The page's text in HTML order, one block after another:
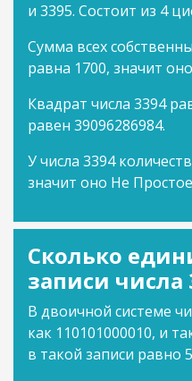
и 3395. Состоит из 4
Сумма всех
равна 1700, значит
Квадрат числа 3394
равен 39096286984.
У числа 3394
значит оно Не
Сколько
записи числа
В двоичной системе
как 110101000010, и
в такой записи равно